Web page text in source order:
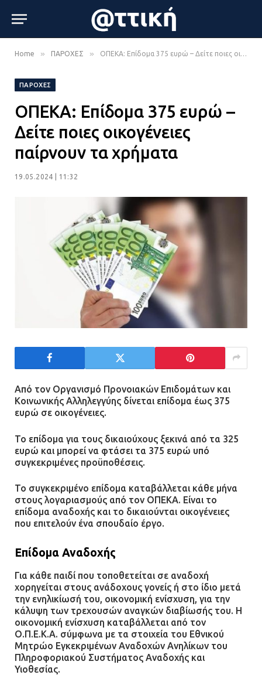
Home » ΠΑΡΟΧΕΣ » ΟΠΕΚΑ: Επίδομα 375 ευρώ – Δείτε ποιες οικογένειες παίρνουν τα χρήματα
ΠΑΡΟΧΕΣ
ΟΠΕΚΑ: Επίδομα 375 ευρώ –
Δείτε ποιες οικογένειες
παίρνουν τα χρήματα
19.05.2024 | 11:32
Από τον Οργανισμό Προνοιακών Επιδομάτων και
Κοινωνικής Αλληλεγγύης δίνεται επίδομα έως 375
ευρώ σε οικογένειες.
Το επίδομα για τους δικαιούχους ξεκινά από τα 325
ευρώ και μπορεί να φτάσει τα 375 ευρώ υπό
συγκεκριμένες προϋποθέσεις.
Το συγκεκριμένο επίδομα καταβάλλεται κάθε μήνα
στους λογαριασμούς από τον ΟΠΕΚΑ. Είναι το
επίδομα αναδοχής και το δικαιούνται οικογένειες
που επιτελούν ένα σπουδαίο έργο.
Επίδομα Αναδοχής
Για κάθε παιδί που τοποθετείται σε αναδοχή
χορηγείται στους ανάδοχους γονείς ή στο ίδιο μετά
την ενηλικίωσή του, οικονομική ενίσχυση, για την
κάλυψη των τρεχουσών αναγκών διαβίωσής του. Η
οικονομική ενίσχυση καταβάλλεται από τον
Ο.Π.Ε.Κ.Α. σύμφωνα με τα στοιχεία του Εθνικού
Μητρώο Εγκεκριμένων Αναδοχών Ανηλίκων του
Πληροφοριακού Συστήματος Αναδοχής και
Υιοθεσίας.